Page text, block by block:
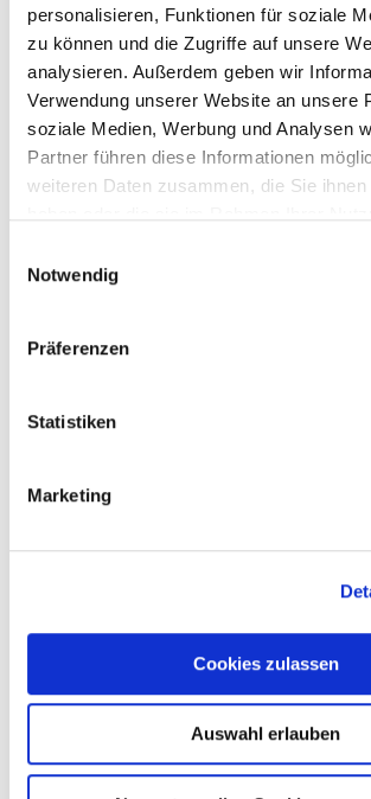
personalisieren, Funktionen für soziale
zu können und die Zugriffe auf unsere
analysieren. Außerdem geben wir
Verwendung unserer Website an unsere
soziale Medien, Werbung und Analysen
Partner führen diese Informationen
weiteren Daten zusammen, die Sie
Notwendig
Präferenzen
Statistiken
Marketing
Cookies zulassen
Auswahl erlauben
25. März 2026